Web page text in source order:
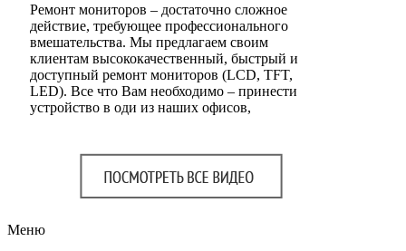
Ремонт мониторов – достаточно сложное
действие, требующее профессионального
вмешательства. Мы предлагаем своим
клиентам высококачественный, быстрый и
доступный ремонт мониторов (LCD, TFT,
LED). Все что Вам необходимо – принести
устройство в оди из наших офисов,
Меню